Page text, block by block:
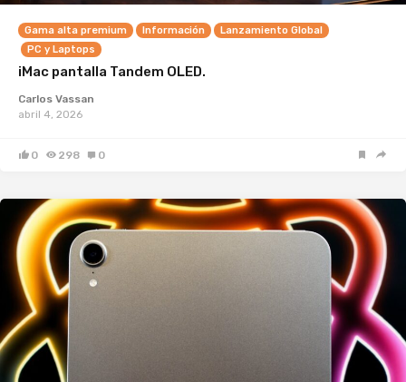
Gama alta premium Información
Lanzamiento Global
PC y Laptops
iMac pantalla Tandem OLED.
Carlos Vassan
abril 4, 2026
0 298 0